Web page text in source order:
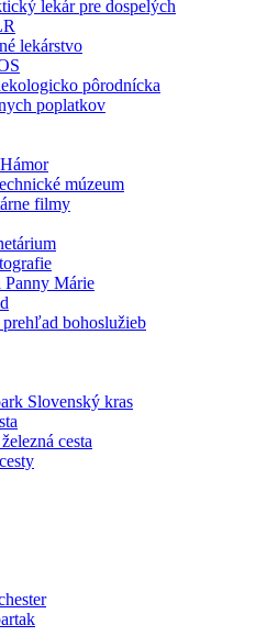
lekár pre dospelých
lekárstvo
pôrodnícka
poplatkov
múzeum
filmy
Panny Márie
bohoslužieb
Slovenský kras
cesta